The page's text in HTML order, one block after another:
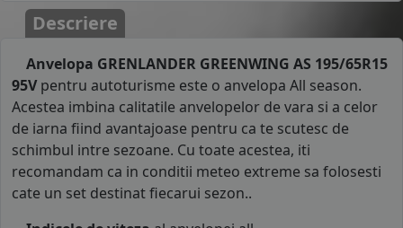
Descriere
Anvelopa GRENLANDER GREENWING AS 195/65R15
95Vpentru autoturisme este o anvelopa All season.
Acestea imbina calitatile anvelopelor de vara si a celor
de iarna fiind avantajoase pentru ca te scutesc de
schimbul intre sezoane. Cu toate acestea, iti
recomandam ca in conditii meteo extreme sa folosesti
cate un set destinat fiecarui sezon..